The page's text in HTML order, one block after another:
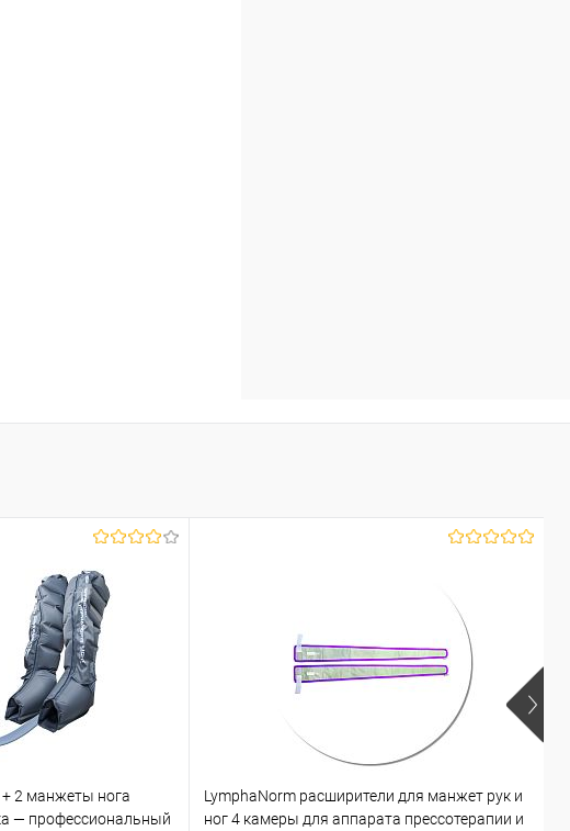
2 манжеты нога
— профессиональный
LymphaNorm расширители для манжет рук и
ног 4 камеры для аппарата прессотерапии и